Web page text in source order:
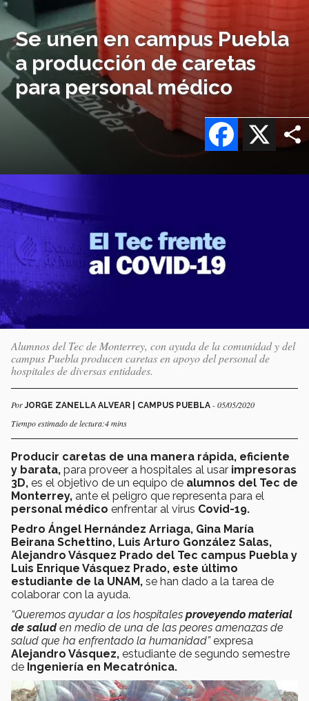
Se unen en campus Puebla
a producción de caretas
para personal médico
X
Facebook
o
logo
Alumnos del Tec de Monterrey, con ayuda de la comunidad y del
campus Puebla producen caretas en apoyo del personal de
hospitales de diversas entidades.
PorJORGE ZANELLA ALVEAR | CAMPUS PUEBLA - 05/05/2020
Tiempo estimado de lectura:4 mins
Producir caretas de una manera rápida, eficiente
y barata, para proveer a hospitales al usar impresoras
3D, es el objetivo de un equipo de alumnos del Tec de
Monterrey, ante el peligro que representa para el
personal médico enfrentar al virus Covid-19.
Pedro Ángel Hernández Arriaga, Gina María
Beirana Schettino, Luis Arturo González Salas,
Alejandro Vásquez Prado del Tec campus Puebla y
Luis Enrique Vásquez Prado, este último
estudiante de la UNAM, se han dado a la tarea de
colaborar con la ayuda.
“Queremos ayudar a los hospitales proveyendo material
de saluden medio de una de las peores amenazas de
salud que ha enfrentado la humanidad”expresa
Alejandro Vásquez, estudiante de segundo semestre
de Ingeniería en Mecatrónica.